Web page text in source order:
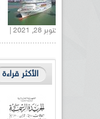
أكتوبر 28, 2021 |
الأكثر قراءة